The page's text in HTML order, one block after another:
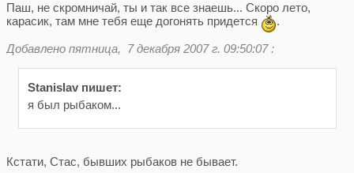
Паш, не скромничай, ты и так все знаешь... Скоро лето,
карасик, там мне тебя еще догонять придется
.
Добавлено пятница, 7 декабря 2007 г. 09:50:07 :
Stanislav пишет:
я был рыбаком...
Кстати, Стас, бывших рыбаков не бывает.